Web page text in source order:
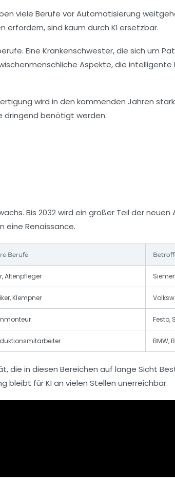
viele Berufe vor Automatisierung
erfordern, sind kaum durch KI ersetzbar.
Eine Krankenschwester, die sich um
Aspekte, die
wird in den kommenden Jahren
dringend benötigt werden.
Bis 2032 wird ein großer Teil der
eine Renaissance.
Berufe
Altenpfleger
Klempner
Festo,
BMW,
die in diesen Bereichen auf lange Sicht
bleibt für KI an vielen Stellen unerreichbar.